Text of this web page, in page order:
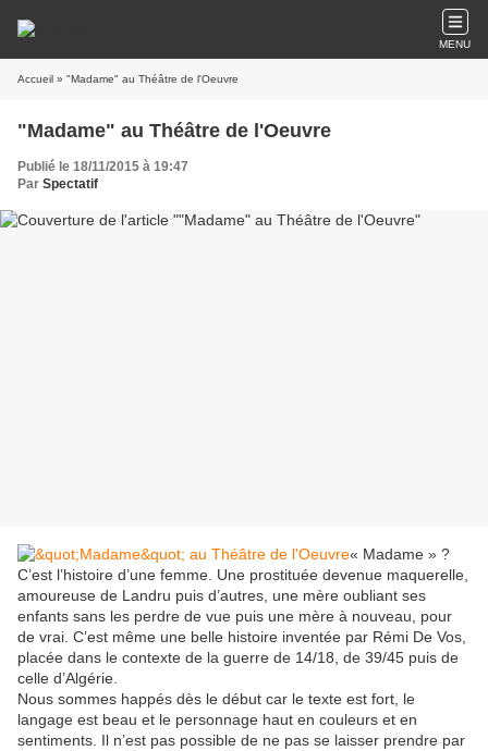
MENU
Accueil » "Madame" au Théâtre de l'Oeuvre
"Madame" au Théâtre de l'Oeuvre
Publié le 18/11/2015 à 19:47
Par Spectatif
« Madame » ?
C’est l’histoire d’une femme. Une prostituée devenue maquerelle,
amoureuse de Landru puis d’autres, une mère oubliant ses
enfants sans les perdre de vue puis une mère à nouveau, pour
de vrai. C’est même une belle histoire inventée par Rémi De Vos,
placée dans le contexte de la guerre de 14/18, de 39/45 puis de
celle d’Algérie.
Nous sommes happés dès le début car le texte est fort, le
langage est beau et le personnage haut en couleurs et en
sentiments. Il n’est pas possible de ne pas se laisser prendre par